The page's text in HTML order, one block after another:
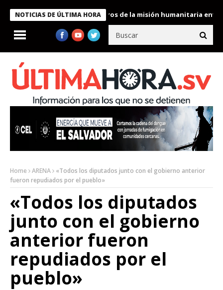
NOTICIAS DE ÚLTIMA HORA
condecora a miembros de la misión humanitaria enviada a
Home ARENA
«Todos los diputados junto con el gobierno anterior
fueron repudiados por el pueblo»
«Todos los diputados
junto con el gobierno
anterior fueron
repudiados por el
pueblo»